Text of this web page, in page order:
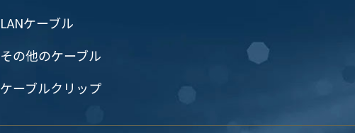
LANケーブル
その他のケーブル
ケーブルクリップ